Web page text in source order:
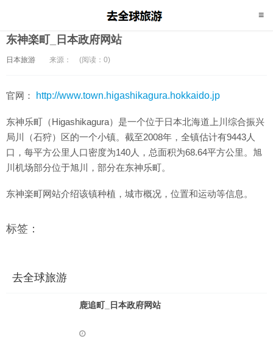
东神楽町_日本政府网站
日本旅游 来源： (阅读：0)
官网： http://www.town.higashikagura.hokkaido.jp
东神乐町（Higashikagura）是一个位于日本北海道上川综合振兴
局川（石狩）区的一个小镇。截至2008年，全镇估计有9443人
口，每平方公里人口密度为140人，总面积为68.64平方公里。旭
川机场部分位于旭川，部分在东神乐町。
东神楽町网站介绍该镇种植，城市概况，位置和运动等信息。
标签：
去全球旅游
鹿追町_日本政府网站